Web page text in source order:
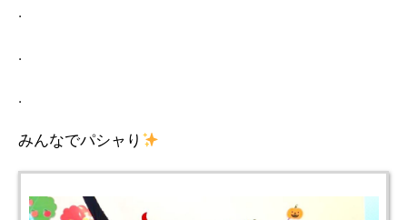
.
.
.
みんなでパシャり